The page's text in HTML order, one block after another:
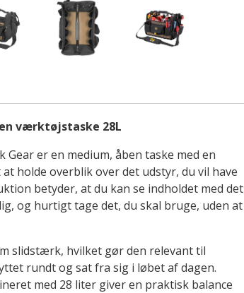
værktøjstaske 28L
er en medium, åben taske med en
holde overblik over det udstyr, du vil have
betyder, at du kan se indholdet med det
og hurtigt tage det, du skal bruge, uden at
slidstærk, hvilket gør den relevant til
rundt og sat fra sig i løbet af dagen.
med 28 liter giver en praktisk balance